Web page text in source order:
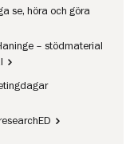
se, höra och göra
– stödmaterial